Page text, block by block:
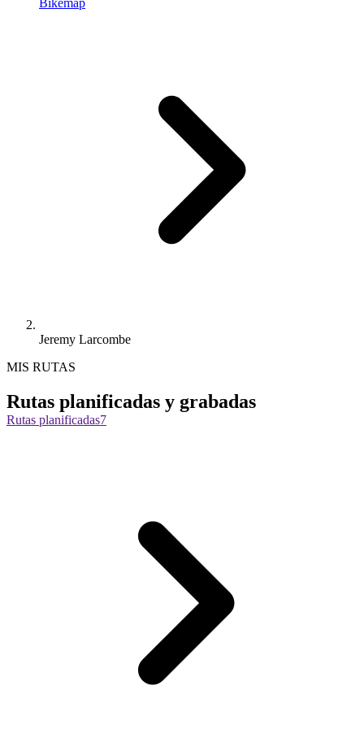
Bikemap
Jeremy Larcombe
MIS RUTAS
Rutas planificadas y grabadas
Rutas planificadas7